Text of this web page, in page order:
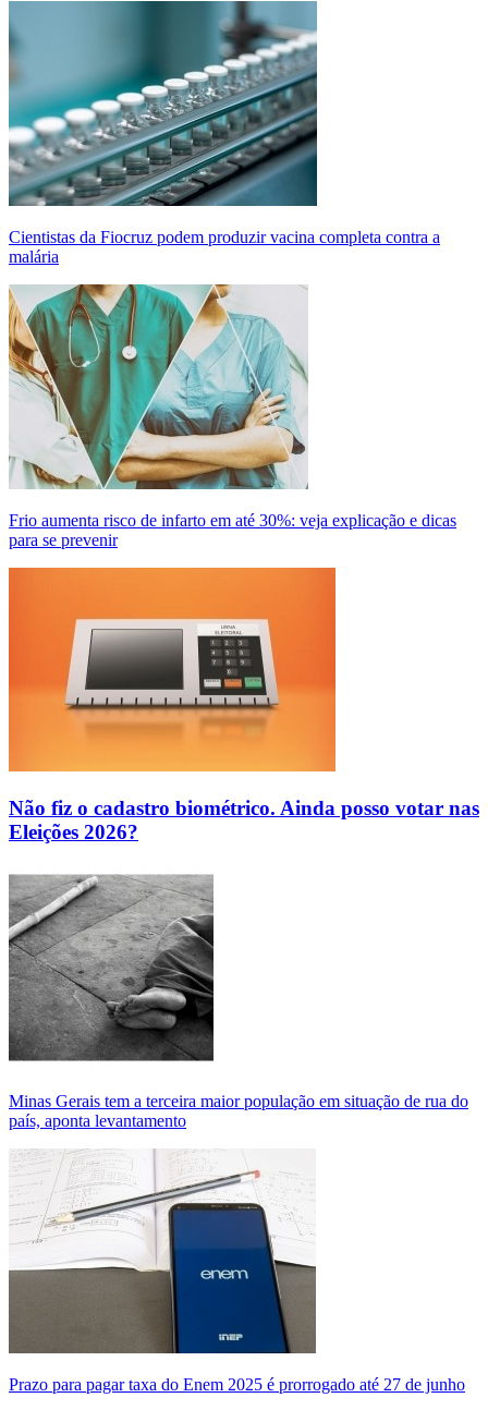
Cientistas da Fiocruz podem produzir vacina completa contra a
malária
Frio aumenta risco de infarto em até 30%: veja explicação e dicas
para se prevenir
Não fiz o cadastro biométrico. Ainda posso votar nas
Eleições 2026?
Minas Gerais tem a terceira maior população em situação de rua do
país, aponta levantamento
Prazo para pagar taxa do Enem 2025 é prorrogado até 27 de junho